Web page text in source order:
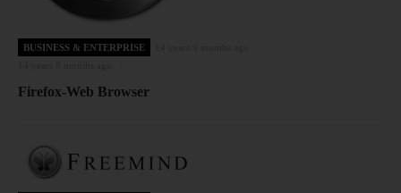
BUSINESS & ENTERPRISE
Firefox-Web Browser